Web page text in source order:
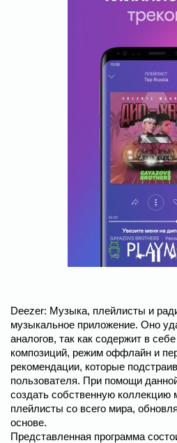
Deezer: Музыка, плейлисты и
музыкальное приложение. Оно
аналогов, так как содержит в
композиций, режим оффлайн и
рекомендации, которые
пользователя. При помощи
создать собственную коллекцию
плейлисты со всего мира,
основе.
Представленная программа